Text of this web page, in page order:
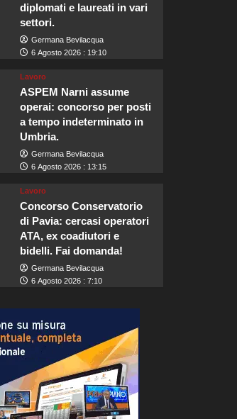
diplomati e laureati in vari
settori.
Germana Bevilacqua
6 Agosto 2026 : 19:10
Lavoro
ASPEM Narni assume
operai: concorso per posti
a tempo indeterminato in
Umbria.
Germana Bevilacqua
6 Agosto 2026 : 13:15
Lavoro
Concorso Conservatorio
di Pavia: cercasi operatori
ATA, ex coadiutori e
bidelli. Fai domanda!
Germana Bevilacqua
6 Agosto 2026 : 7:10